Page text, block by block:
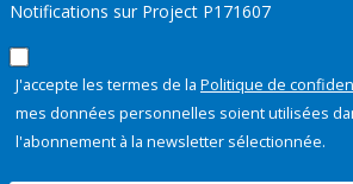
Notifications sur Project P171607
J'accepte les termes de la Politique de
mes données personnelles soient utilisées
l'abonnement à la newsletter sélectionnée.